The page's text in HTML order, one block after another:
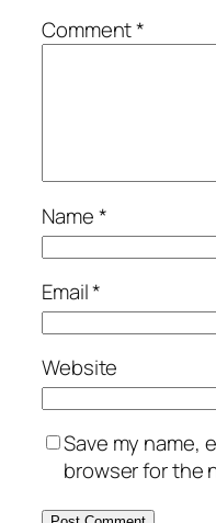
Comment*
Name*
Email*
Website
Save my name,
browser for the